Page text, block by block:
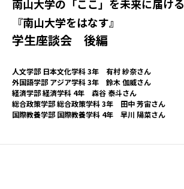
南山大学の「ここ」を未来に届ける
『南山大学をはなす』
学生座談会 後編
人文学部 日本文化学科 3年 有村 紗奈さん
外国語学部 アジア学科 3年 鈴木 伽威さん
経済学部 経済学科 4年 森谷 泰斗さん
総合政策学部 総合政策学科 3年 田中 芳宙さん
国際教養学部 国際教養学科 4年 早川 陽菜さん